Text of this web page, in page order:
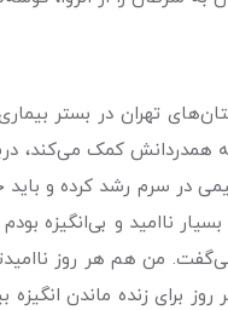
که چند سالی را دریکی از
ناامید و
من هم هر روز
برای زنده ماندن